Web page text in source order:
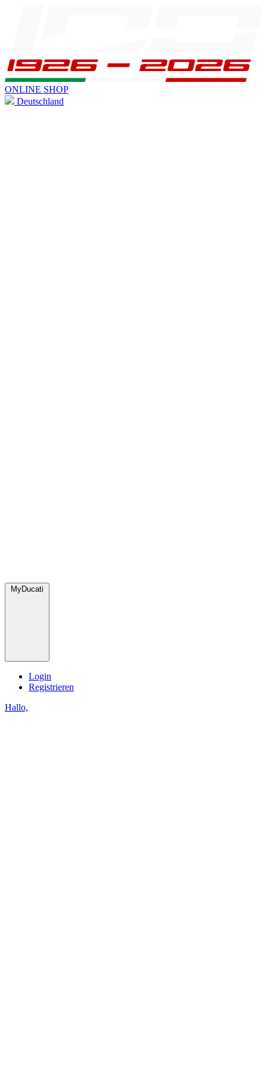
ONLINE SHOP
Deutschland
MyDucati
Login
Registrieren
Hallo,